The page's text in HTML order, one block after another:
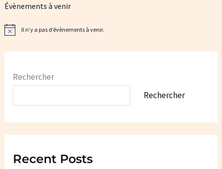
Évènements à venir
N
Il n’y a pas d’évènements à venir.
Rechercher
Rechercher
Recent Posts